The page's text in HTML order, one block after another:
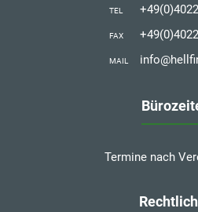
TEL
FAX
MAIL
Termine nach